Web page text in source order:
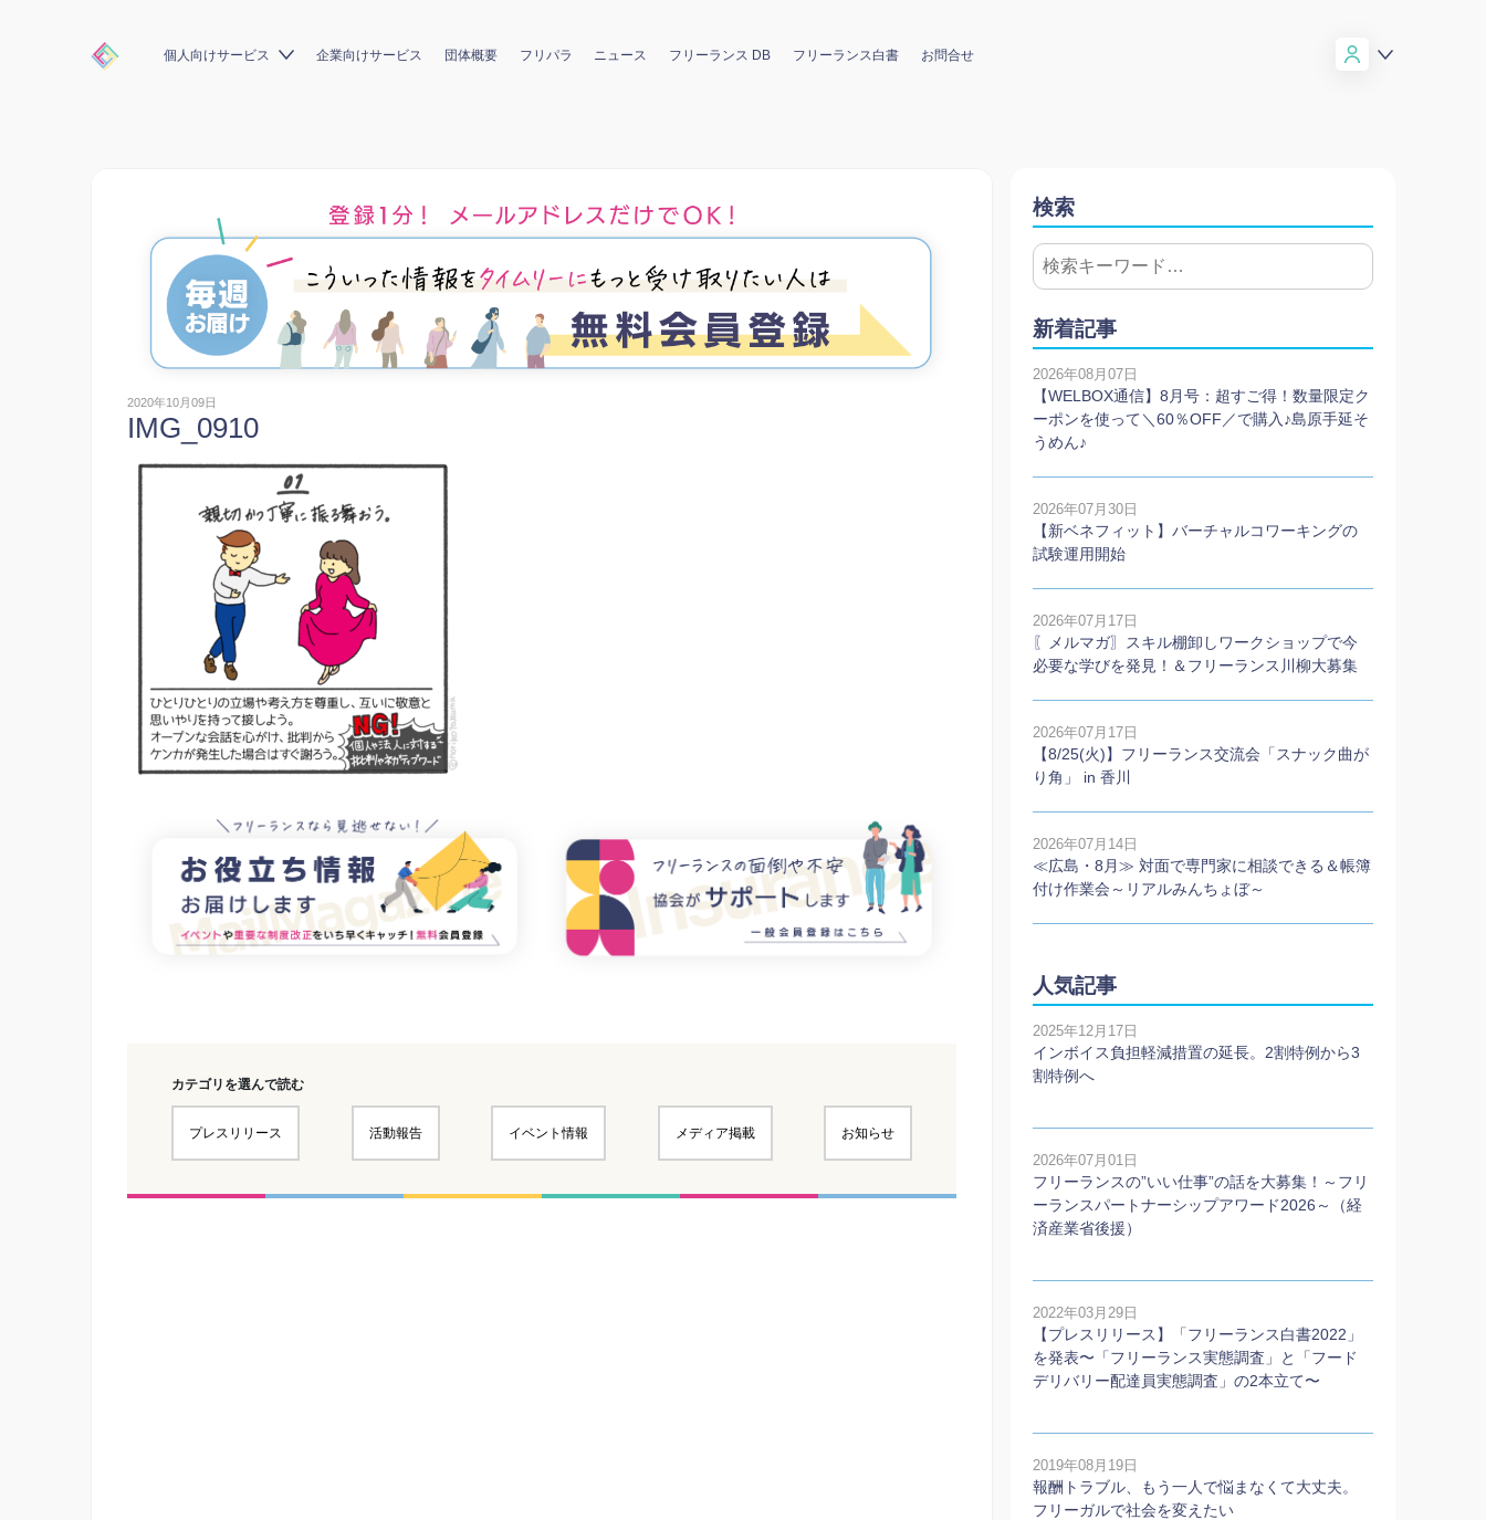
個人向けサービス 企業向けサービス 団体概要 フリパラ ニュース フリーランス DB フリーランス白書 お問合せ
2020年10月09日
IMG_0910
カテゴリを選んで読む
プレスリリース 活動報告 イベント情報 メディア掲載 お知らせ
検索
新着記事
2026年08月07日
【WELBOX通信】8月号：超すご得！数量限定ク
ーポンを使って＼60％OFF／で購入♪島原手延そ
うめん♪
2026年07月30日
【新ベネフィット】バーチャルコワーキングの
試験運用開始
2026年07月17日
〖メルマガ〗スキル棚卸しワークショップで今
必要な学びを発見！＆フリーランス川柳大募集
2026年07月17日
【8/25(火)】フリーランス交流会「スナック曲が
り角」 in 香川
2026年07月14日
≪広島・8月≫ 対面で専門家に相談できる＆帳簿
付け作業会～リアルみんちょぼ～
人気記事
2025年12月17日
インボイス負担軽減措置の延長。2割特例から3
割特例へ
2026年07月01日
フリーランスの”いい仕事”の話を大募集！～フリ
ーランスパートナーシップアワード2026～（経
済産業省後援）
2022年03月29日
【プレスリリース】「フリーランス白書2022」
を発表〜「フリーランス実態調査」と「フード
デリバリー配達員実態調査」の2本⽴て〜
2019年08月19日
報酬トラブル、もう一人で悩まなくて大丈夫。
フリーガルで社会を変えたい